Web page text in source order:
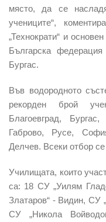
място, да се
учениците“,
„Технократи“ и
Българска
Бургас.
Във водородното
рекорден брой
Благоевград,
Габрово, Русе,
Делчев. Всеки отбор
Училищата, които
са: 18 СУ „Уилям
Златаров“ - Видин, СУ
СУ „Никола